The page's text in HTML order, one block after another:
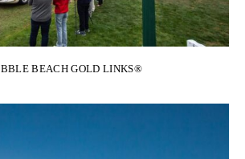
BEACH GOLD LINKS®